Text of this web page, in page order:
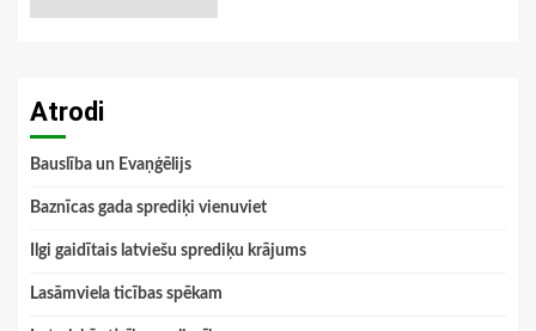
Atrodi
Bauslība un Evaņģēlijs
Baznīcas gada sprediķi vienuviet
Ilgi gaidītais latviešu sprediķu krājums
Lasāmviela ticības spēkam